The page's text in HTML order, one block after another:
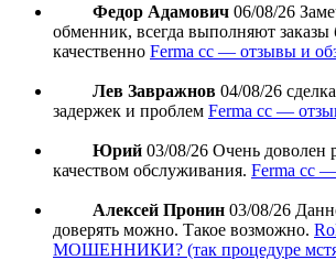
Федор Адамович 06/08/26
обменник, всегда выполняют заказы
качественно Ferma cc — отзывы и
Лев Завражнов 04/08/26
задержек и проблем Ferma cc —
Юрий 03/08/26 Очень доволен
качеством обслуживания. Ferma cc
Алексей Пронин 03/08/26
доверять можно. Такое возможно.
МОШЕННИКИ? (так процедуре